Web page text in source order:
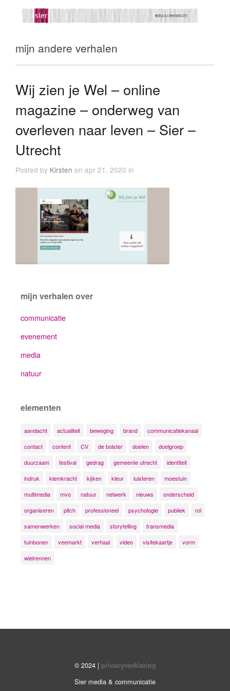
mijn andere verhalen
Wij zien je Wel – online
magazine – onderweg van
overleven naar leven – Sier –
Utrecht
Posted by Kirsten on apr 21, 2020 in
mijn verhalen over
communicatie
evenement
media
natuur
elementen
aandacht actualiteit beweging brand
communicatiekanaal
contact
content CV de bolster doelen
doelgroep
duurzaam
festival gedrag gemeente utrecht
identiteit
indruk
kiemkracht kijken kleur luisteren
moestuin
multimedia
mvo natuur netwerk nieuws
onderscheid
organiseren
pitch professioneel psychologie publiek
rol
samenwerken
social media storytelling
transmedia
tuinbonen
veemarkt verhaal video visitekaartje
vorm
wielrennen
© 2024 | privacyverklaring
Sier media & communicatie